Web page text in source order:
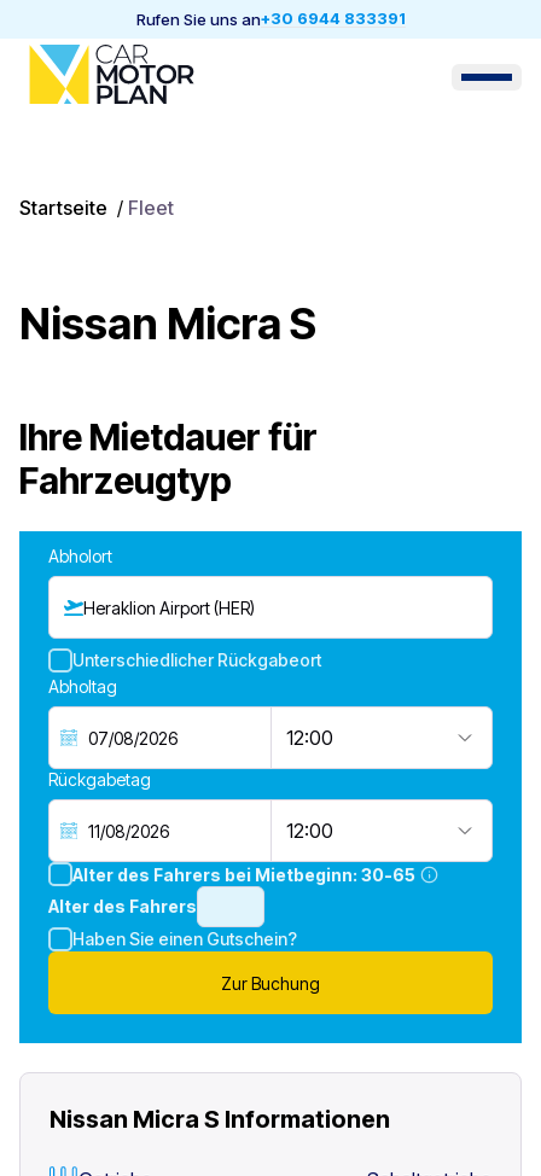
Rufen Sie uns an+30 6944 833391
Startseite / Fleet
Nissan Micra S
Ihre Mietdauer für
Fahrzeugtyp
Abholort
Heraklion Airport (HER)
Unterschiedlicher Rückgabeort
Abholtag
12:00
Rückgabetag
12:00
Alter des Fahrers bei Mietbeginn: 30-65
Alter des Fahrers
Haben Sie einen Gutschein?
Zur Buchung
Nissan Micra S Informationen